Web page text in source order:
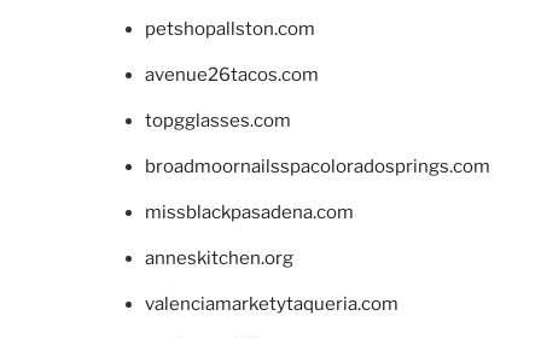
petshopallston.com
avenue26tacos.com
topgglasses.com
broadmoornailsspacoloradosprings.com
missblackpasadena.com
anneskitchen.org
valenciamarketytaqueria.com